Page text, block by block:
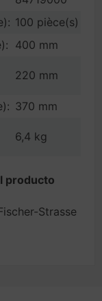
100 pièce(s)
400 mm
220 mm
370 mm
6,4 kg
producto
Strasse